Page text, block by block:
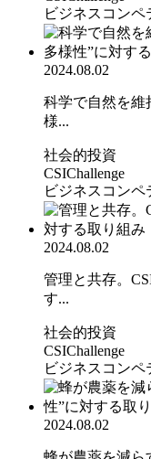
ビジネスコンペ
2024.08.02
科学で自然を維
様...
社会的投資
CSIChallenge
ビジネスコンペ
2024.08.02
管理と共存。
す...
社会的投資
CSIChallenge
ビジネスコンペ
2024.08.02